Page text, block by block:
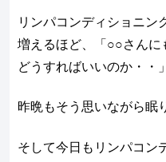
リンパコンディショニン
増えるほど、「○○さんに
どうすればいいのか・・
昨晩もそう思いながら眠
そして今日もリンパコン